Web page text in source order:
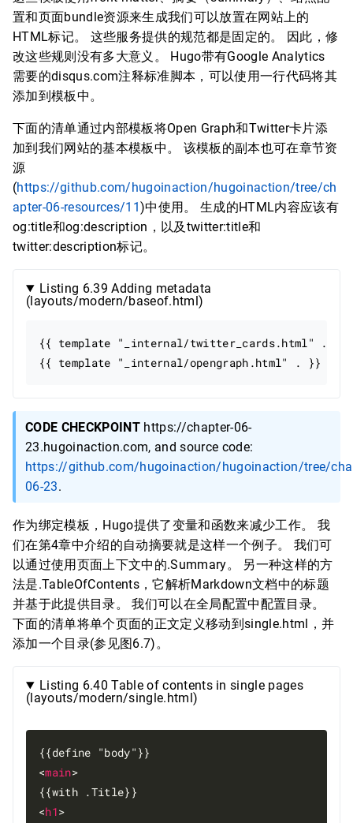
置和页面bundle资源来生成我们可以放置在网站上的
HTML标记。 这些服务提供的规范都是固定的。 因此，修
改这些规则没有多大意义。 Hugo带有Google Analytics
需要的disqus.com注释标准脚本，可以使用一行代码将其
添加到模板中。
下面的清单通过内部模板将Open Graph和Twitter卡片添
加到我们网站的基本模板中。 该模板的副本也可在章节资
源
(https://github.com/hugoinaction/hugoinaction/tree/ch
apter-06-resources/11)中使用。 生成的HTML内容应该有
og:title和og:description，以及twitter:title和
twitter:description标记。
Listing 6.39 Adding metadata
(layouts/modern/baseof.html)
{{ template "_internal/twitter_cards.html" . }}
CODE CHECKPOINThttps://chapter-06-
23.hugoinaction.com, and source code:
https://github.com/hugoinaction/hugoinaction/tree/
06-23.
作为绑定模板，Hugo提供了变量和函数来减少工作。 我
们在第4章中介绍的自动摘要就是这样一个例子。 我们可
以通过使用页面上下文中的.Summary。 另一种这样的方
法是.TableOfContents，它解析Markdown文档中的标题
并基于此提供目录。 我们可以在全局配置中配置目录。
下面的清单将单个页面的正文定义移动到single.html，并
添加一个目录(参见图6.7)。
Listing 6.40 Table of contents in single pages
(layouts/modern/single.html)
{{define "body"}}
<main>
{{with .Title}}
<h1>